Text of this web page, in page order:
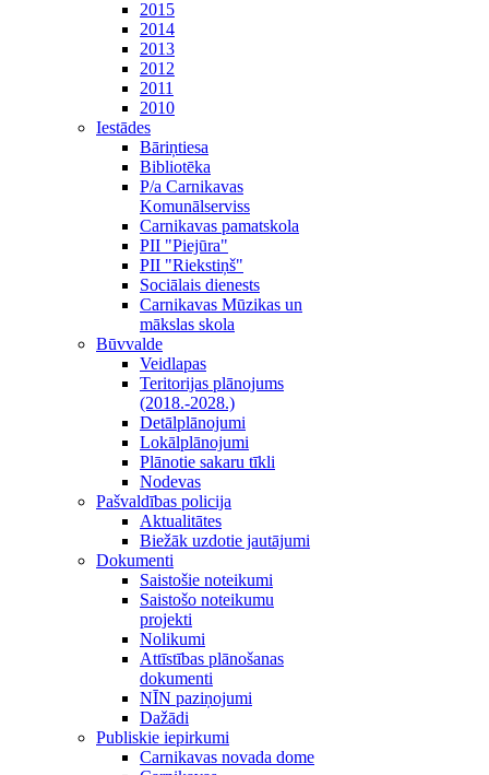
2015
2014
2013
2012
2011
2010
Iestādes
Bāriņtiesa
Bibliotēka
P/a Carnikavas
Komunālserviss
Carnikavas pamatskola
PII "Piejūra"
PII "Riekstiņš"
Sociālais dienests
Carnikavas Mūzikas un
mākslas skola
Būvvalde
Veidlapas
Teritorijas plānojums
(2018.-2028.)
Detālplānojumi
Lokālplānojumi
Plānotie sakaru tīkli
Nodevas
Pašvaldības policija
Aktualitātes
Biežāk uzdotie jautājumi
Dokumenti
Saistošie noteikumi
Saistošo noteikumu
projekti
Nolikumi
Attīstības plānošanas
dokumenti
NĪN paziņojumi
Dažādi
Publiskie iepirkumi
Carnikavas novada dome